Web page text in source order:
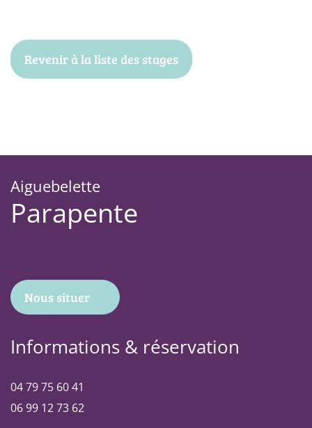
Revenir à la liste des stages
Aiguebelette
Parapente
Nous situer
Informations & réservation
04 79 75 60 41
06 99 12 73 62